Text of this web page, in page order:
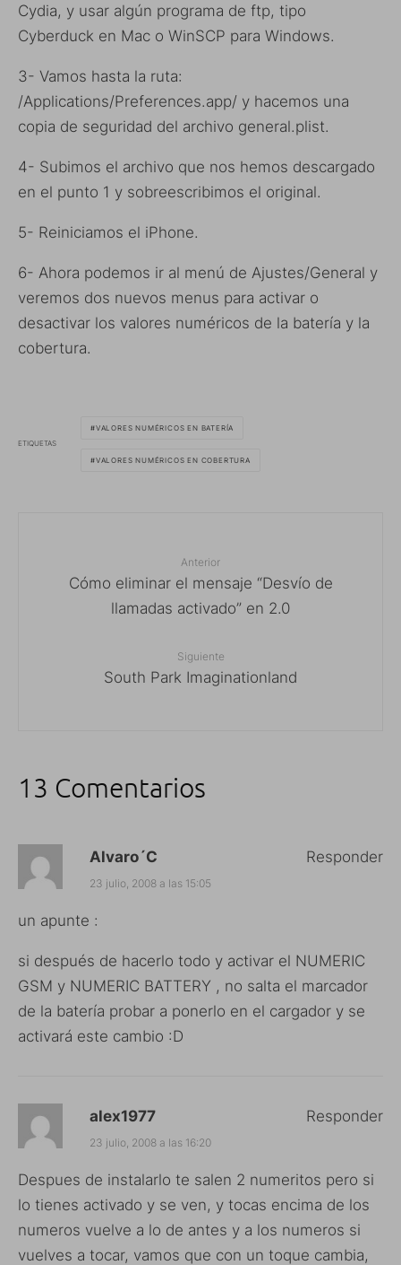
Cydia, y usar algún programa de ftp, tipo
Cyberduck en Mac o WinSCP para Windows.
3- Vamos hasta la ruta:
/Applications/Preferences.app/ y hacemos una
copia de seguridad del archivo general.plist.
4- Subimos el archivo que nos hemos descargado
en el punto 1 y sobreescribimos el original.
5- Reiniciamos el iPhone.
6- Ahora podemos ir al menú de Ajustes/General y
veremos dos nuevos menus para activar o
desactivar los valores numéricos de la batería y la
cobertura.
ETIQUETAS
VALORES NUMÉRICOS EN BATERÍA
VALORES NUMÉRICOS EN COBERTURA
Anterior
Cómo eliminar el mensaje “Desvío de
llamadas activado” en 2.0
Siguiente
South Park Imaginationland
13 Comentarios
Alvaro´C
23 julio, 2008 a las 15:05
un apunte :
si después de hacerlo todo y activar el NUMERIC
GSM y NUMERIC BATTERY , no salta el marcador
de la batería probar a ponerlo en el cargador y se
activará este cambio :D
Responder
alex1977
23 julio, 2008 a las 16:20
Despues de instalarlo te salen 2 numeritos pero si
lo tienes activado y se ven, y tocas encima de los
numeros vuelve a lo de antes y a los numeros si
vuelves a tocar, vamos que con un toque cambia,
Responder